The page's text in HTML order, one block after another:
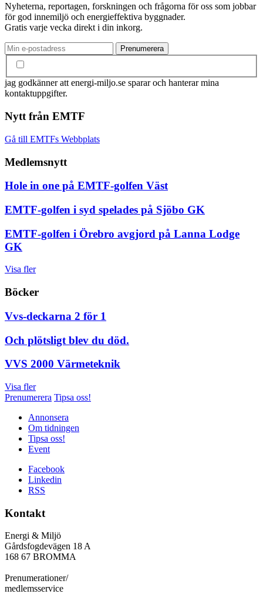
Nyheterna, reportagen, forskningen och frågorna för oss som jobbar
för god innemiljö och energieffektiva byggnader.
Gratis varje vecka direkt i din inkorg.
jag godkänner att energi-miljo.se sparar och hanterar mina
kontaktuppgifter.
Nytt från EMTF
Gå till EMTFs Webbplats
Medlemsnytt
Hole in one på EMTF-golfen Väst
EMTF-golfen i syd spelades på Sjöbo GK
EMTF-golfen i Örebro avgjord på Lanna Lodge
GK
Visa fler
Böcker
Vvs-deckarna 2 för 1
Och plötsligt blev du död.
VVS 2000 Värmeteknik
Visa fler
Prenumerera Tipsa oss!
Annonsera
Om tidningen
Tipsa oss!
Event
Facebook
Linkedin
RSS
Kontakt
Energi & Miljö
Gårdsfogdevägen 18 A
168 67 BROMMA
Prenumerationer/
medlemsservice